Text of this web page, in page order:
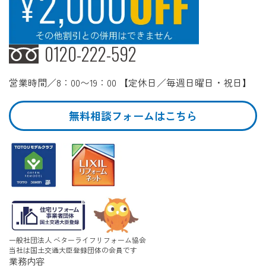
0120-222-592
営業時間／8：00〜19：00 【定休日／毎週日曜日・祝日】
無料相談フォームはこちら
一般社団法人 ベターライフリフォーム協会
当社は国土交通大臣登録団体の会員です
業務内容